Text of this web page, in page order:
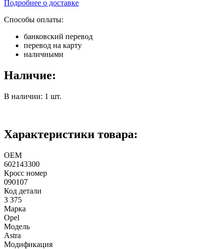
Подробнее о доставке
Способы оплаты:
банковский перевод
перевод на карту
наличными
Наличие:
В наличии: 1 шт.
Характеристики товара:
ОЕМ
602143300
Кросс номер
090107
Код детали
3 375
Марка
Opel
Модель
Astra
Модификация